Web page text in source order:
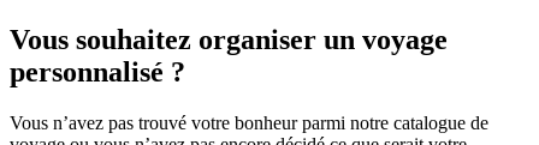
Vous souhaitez organiser un voyage
personnalisé ?
Vous n’avez pas trouvé votre bonheur parmi notre catalogue de